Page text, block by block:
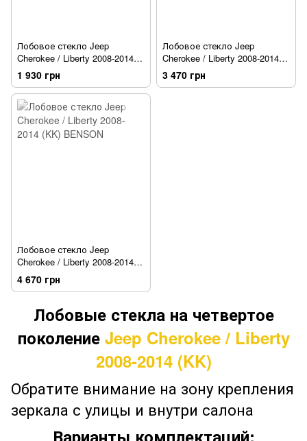
Лобовое стекло Jeep
Cherokee / Liberty 2008-2014
(KK) XYG
1 930 грн
Лобовое стекло Jeep
Cherokee / Liberty 2008-2014
(KK) PGW
3 470 грн
Лобовое стекло Jeep
Cherokee / Liberty 2008-2014
(KK) BENSON
4 670 грн
Лобовые стекла на четвертое
поколение Jeep Cherokee / Liberty
2008-2014 (KK)
Обратите внимание на зону крепления
зеркала с улицы и внутри салона
Варианты комплектаций: